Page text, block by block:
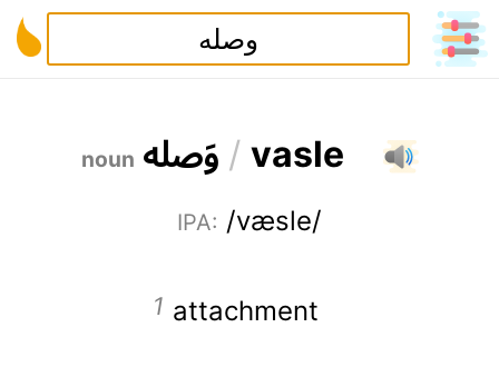
noun وصله / vasle
IPA: /væsle/
attachment